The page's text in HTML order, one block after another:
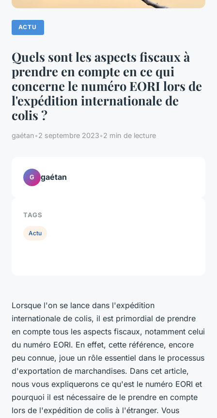
ACTU
Quels sont les aspects fiscaux à
prendre en compte en ce qui
concerne le numéro EORI lors de
l'expédition internationale de
colis ?
gaétan•2 septembre 2023•2 min de lecture
Lorsque l'on se lance dans l'expédition
internationale de colis, il est primordial de prendre
en compte tous les aspects fiscaux, notamment celui
du numéro EORI. En effet, cette référence, encore
peu connue, joue un rôle essentiel dans le processus
d'exportation de marchandises. Dans cet article,
nous vous expliquerons ce qu'est le numéro EORI et
pourquoi il est nécessaire de le prendre en compte
lors de l'expédition de colis à l'étranger. Vous
G gaétan
TAGS
Actu